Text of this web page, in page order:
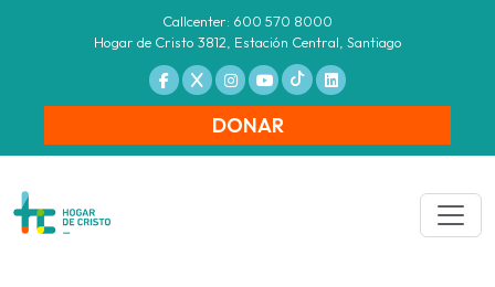
Callcenter: 600 570 8000
Hogar de Cristo 3812, Estación Central, Santiago
DONAR